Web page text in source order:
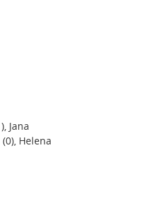
Jana
Helena